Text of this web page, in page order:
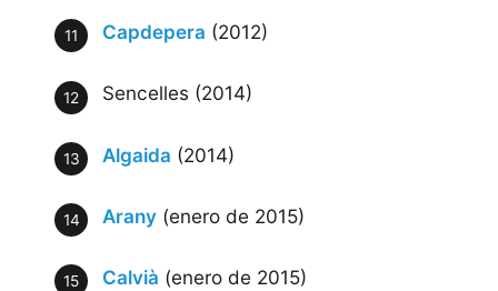
Capdepera (2012)
Sencelles (2014)
Algaida (2014)
Arany (enero de 2015)
Calvià (enero de 2015)